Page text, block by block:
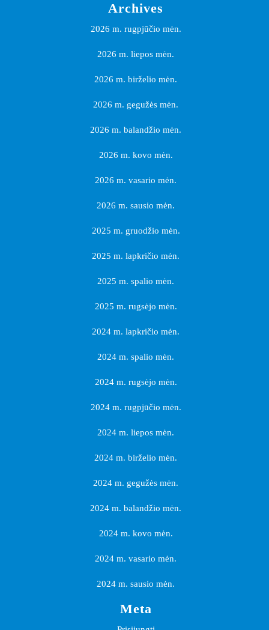
Archives
2026 m. rugpjūčio mėn.
2026 m. liepos mėn.
2026 m. birželio mėn.
2026 m. gegužės mėn.
2026 m. balandžio mėn.
2026 m. kovo mėn.
2026 m. vasario mėn.
2026 m. sausio mėn.
2025 m. gruodžio mėn.
2025 m. lapkričio mėn.
2025 m. spalio mėn.
2025 m. rugsėjo mėn.
2024 m. lapkričio mėn.
2024 m. spalio mėn.
2024 m. rugsėjo mėn.
2024 m. rugpjūčio mėn.
2024 m. liepos mėn.
2024 m. birželio mėn.
2024 m. gegužės mėn.
2024 m. balandžio mėn.
2024 m. kovo mėn.
2024 m. vasario mėn.
2024 m. sausio mėn.
Meta